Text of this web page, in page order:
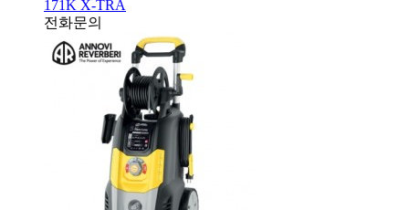
171K X-TRA
전화문의